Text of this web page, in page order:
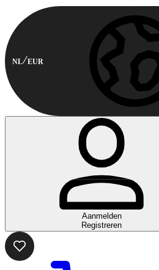
NL EUR
Aanmelden
Registreren